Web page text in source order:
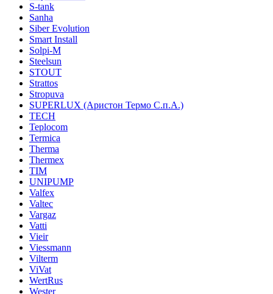
S-tank
Sanha
Siber Evolution
Smart Install
Solpi-M
Steelsun
STOUT
Strattos
Stropuva
SUPERLUX (Аристон Термо С.п.А.)
TECH
Teplocom
Termica
Therma
Thermex
TIM
UNIPUMP
Valfex
Valtec
Vargaz
Vatti
Vieir
Viessmann
Vilterm
ViVat
WertRus
Wester